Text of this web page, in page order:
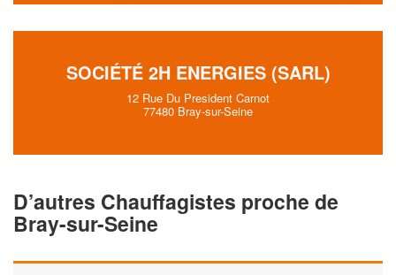
SOCIÉTÉ 2H ENERGIES (SARL)
12 Rue Du President Carnot
77480 Bray-sur-Seine
D’autres Chauffagistes proche de
Bray-sur-Seine